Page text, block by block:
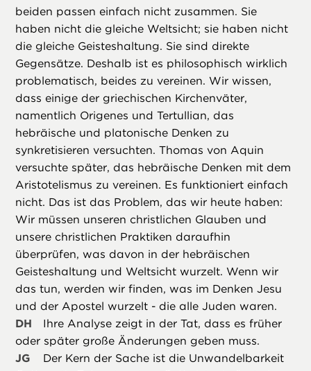
beiden passen einfach nicht zusammen. Sie
haben nicht die gleiche Weltsicht; sie haben nicht
die gleiche Geisteshaltung. Sie sind direkte
Gegensätze. Deshalb ist es philosophisch wirklich
problematisch, beides zu vereinen. Wir wissen,
dass einige der griechischen Kirchenväter,
namentlich Origenes und Tertullian, das
hebräische und platonische Denken zu
synkretisieren versuchten. Thomas von Aquin
versuchte später, das hebräische Denken mit dem
Aristotelismus zu vereinen. Es funktioniert einfach
nicht. Das ist das Problem, das wir heute haben:
Wir müssen unseren christlichen Glauben und
unsere christlichen Praktiken daraufhin
überprüfen, was davon in der hebräischen
Geisteshaltung und Weltsicht wurzelt. Wenn wir
das tun, werden wir finden, was im Denken Jesu
und der Apostel wurzelt - die alle Juden waren.
DH
Ihre Analyse zeigt in der Tat, dass es früher
oder später große Änderungen geben muss.
JG
Der Kern der Sache ist die Unwandelbarkeit